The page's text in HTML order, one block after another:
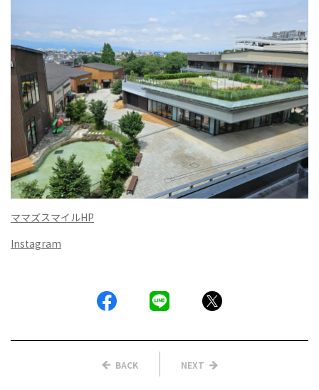
ママズスマイルHP
Instagram
BACK NEXT